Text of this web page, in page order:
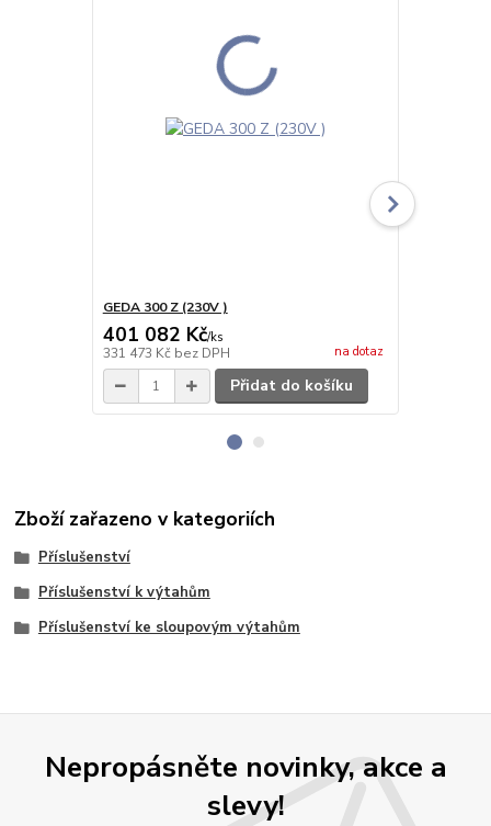
GEDA 300 Z (230V )
401 082 Kč/ks
331 473 Kč bez DPH na dotaz
Přidat do košíku
Zboží zařazeno v kategoriích
Příslušenství
Příslušenství k výtahům
Příslušenství ke sloupovým výtahům
Nepropásněte novinky, akce a
slevy!